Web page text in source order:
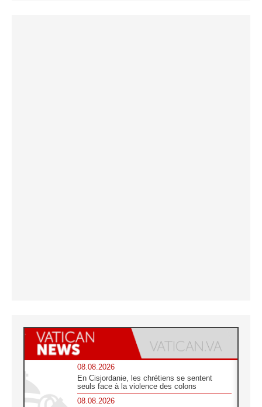
08.08.2026
En Cisjordanie, les chrétiens se sentent
seuls face à la violence des colons
08.08.2026